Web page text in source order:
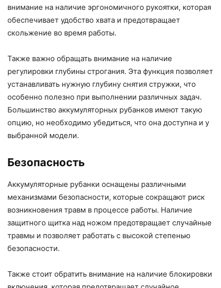
внимание на наличие эргономичного рукоятки, которая
обеспечивает удобство хвата и предотвращает
скольжение во время работы.
Также важно обращать внимание на наличие
регулировки глубины строгания. Эта функция позволяет
устанавливать нужную глубину снятия стружки, что
особенно полезно при выполнении различных задач.
Большинство аккумуляторных рубанков имеют такую
опцию, но необходимо убедиться, что она доступна и у
выбранной модели.
Безопасность
Аккумуляторные рубанки оснащены различными
механизмами безопасности, которые сокращают риск
возникновения травм в процессе работы. Наличие
защитного щитка над ножом предотвращает случайные
травмы и позволяет работать с высокой степенью
безопасности.
Также стоит обратить внимание на наличие блокировки